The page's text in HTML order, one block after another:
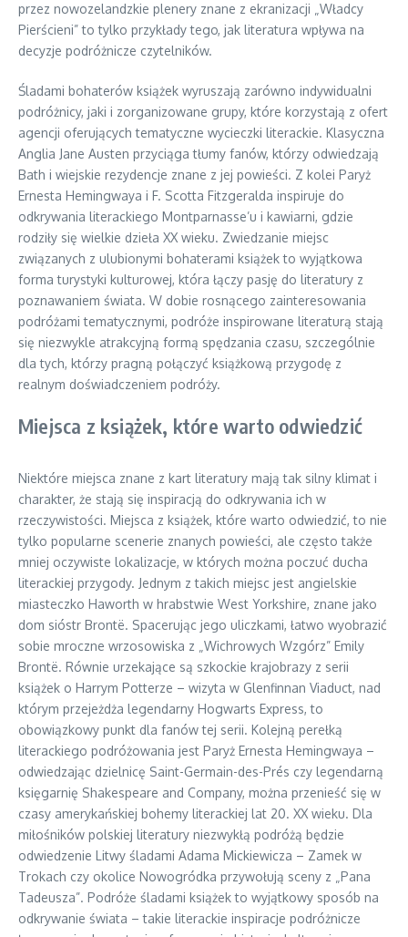
przez nowozelandzkie plenery znane z ekranizacji „Władcy
Pierścieni” to tylko przykłady tego, jak literatura wpływa na
decyzje podróżnicze czytelników.
Śladami bohaterów książek wyruszają zarówno indywidualni
podróżnicy, jaki i zorganizowane grupy, które korzystają z ofert
agencji oferujących tematyczne wycieczki literackie. Klasyczna
Anglia Jane Austen przyciąga tłumy fanów, którzy odwiedzają
Bath i wiejskie rezydencje znane z jej powieści. Z kolei Paryż
Ernesta Hemingwaya i F. Scotta Fitzgeralda inspiruje do
odkrywania literackiego Montparnasse’u i kawiarni, gdzie
rodziły się wielkie dzieła XX wieku. Zwiedzanie miejsc
związanych z ulubionymi bohaterami książek to wyjątkowa
forma turystyki kulturowej, która łączy pasję do literatury z
poznawaniem świata. W dobie rosnącego zainteresowania
podróżami tematycznymi, podróże inspirowane literaturą stają
się niezwykle atrakcyjną formą spędzania czasu, szczególnie
dla tych, którzy pragną połączyć książkową przygodę z
realnym doświadczeniem podróży.
Miejsca z książek, które warto odwiedzić
Niektóre miejsca znane z kart literatury mają tak silny klimat i
charakter, że stają się inspiracją do odkrywania ich w
rzeczywistości. Miejsca z książek, które warto odwiedzić, to nie
tylko popularne scenerie znanych powieści, ale często także
mniej oczywiste lokalizacje, w których można poczuć ducha
literackiej przygody. Jednym z takich miejsc jest angielskie
miasteczko Haworth w hrabstwie West Yorkshire, znane jako
dom sióstr Brontë. Spacerując jego uliczkami, łatwo wyobrazić
sobie mroczne wrzosowiska z „Wichrowych Wzgórz” Emily
Brontë. Równie urzekające są szkockie krajobrazy z serii
książek o Harrym Potterze – wizyta w Glenfinnan Viaduct, nad
którym przejeżdża legendarny Hogwarts Express, to
obowiązkowy punkt dla fanów tej serii. Kolejną perełką
literackiego podróżowania jest Paryż Ernesta Hemingwaya –
odwiedzając dzielnicę Saint-Germain-des-Prés czy legendarną
księgarnię Shakespeare and Company, można przenieść się w
czasy amerykańskiej bohemy literackiej lat 20. XX wieku. Dla
miłośników polskiej literatury niezwykłą podróżą będzie
odwiedzenie Litwy śladami Adama Mickiewicza – Zamek w
Trokach czy okolice Nowogródka przywołują sceny z „Pana
Tadeusza”. Podróże śladami książek to wyjątkowy sposób na
odkrywanie świata – takie literackie inspiracje podróżnicze